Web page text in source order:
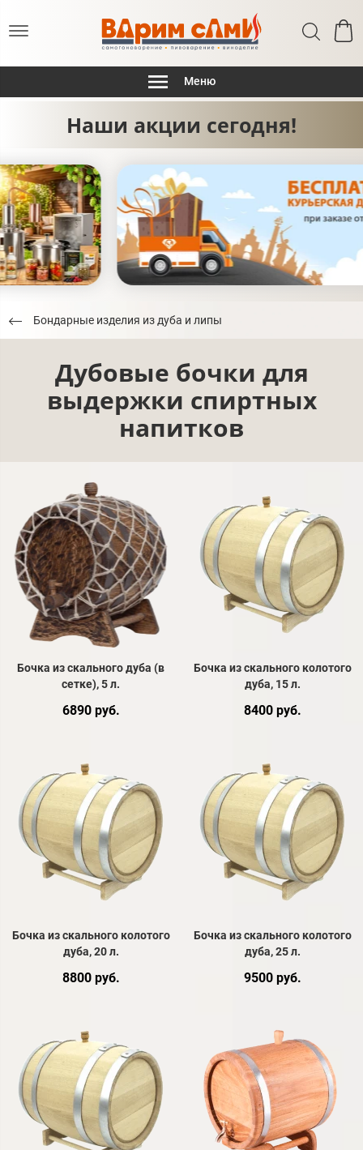
Меню
Наши акции сегодня!
Бондарные изделия из дуба и липы
Дубовые бочки для
выдержки спиртных
напитков
Бочка из скального дуба (в
сетке), 5 л.
6890 руб.
Бочка из скального колотого
дуба, 15 л.
8400 руб.
Бочка из скального колотого
дуба, 20 л.
8800 руб.
Бочка из скального колотого
дуба, 25 л.
9500 руб.